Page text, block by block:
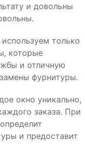
и довольны
только
которые
и отличную
фурнитуры.
окно уникально,
заказа. При
и предоставит